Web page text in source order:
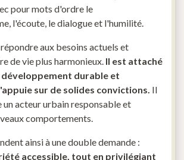
pour mots d'ordre le
l'écoute, le dialogue et l'humilité.
aux besoins actuels et
de vie plus harmonieux. Il est attaché
durable et
sur de solides convictions. Il
un acteur urbain responsable et
comportements.
ainsi à une double demande :
accessible, tout en privilégiant